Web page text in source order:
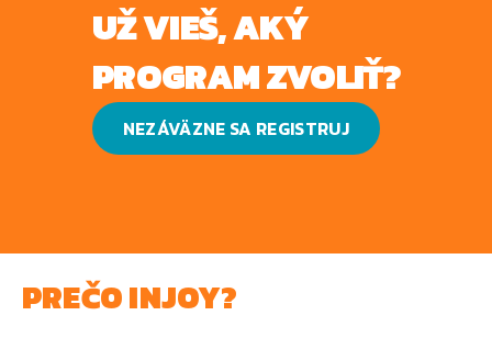
UŽ VIEŠ, AKÝ
PROGRAM ZVOLIŤ?
NEZÁVÄZNE SA REGISTRUJ
PREČO INJOY?